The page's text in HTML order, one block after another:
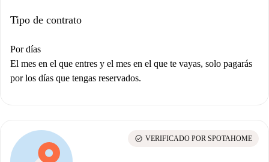
Tipo de contrato
Por días
El mes en el que entres y el mes en el que te vayas, solo pagarás
por los días que tengas reservados.
check_circle VERIFICADO POR SPOTAHOME